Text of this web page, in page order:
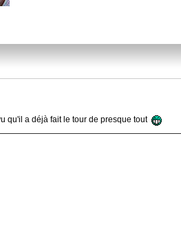
qu'il a déjà fait le tour de presque tout